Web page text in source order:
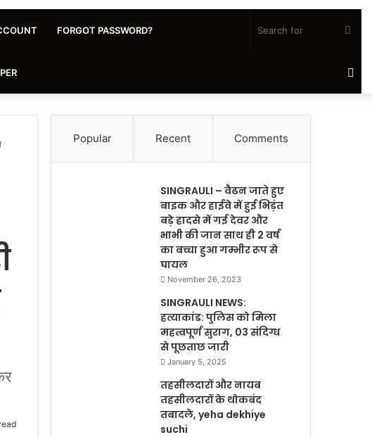
FORGOT PASSWORD?
for
Popular Recent Comments
SINGRAULI – वैढन जाते हुए
बाइक और हाईवे में हुई भिड़ंत
बड़े हादसे में गई देवर और
भाभी की जान साथ ही 2 वर्ष
का बच्चा हुआ गम्भीर रूप से
घायल
November 26, 2023
SINGRAULI NEWS:
हत्याकांड: पुलिस को मिला
महत्वपूर्ण सुराग, 03 संदिग्ध
से पूछताछ जारी
January 5, 2025
तहसीलदारों और नायब
तहसीलदारों के थोकबंद
तबादले, yeha dekhiye
suchi